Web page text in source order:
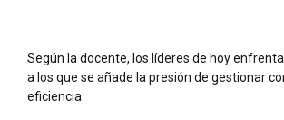
Según la docente, los líderes de hoy
a los que se añade la presión de gestionar
eficiencia.